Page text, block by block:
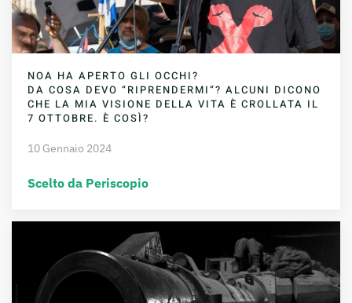
NOA HA APERTO GLI OCCHI?
DA COSA DEVO “RIPRENDERMI”? ALCUNI DICONO
CHE LA MIA VISIONE DELLA VITA È CROLLATA IL
7 OTTOBRE. È COSÌ?
10 Gennaio 2024
Scelto da Periscopio